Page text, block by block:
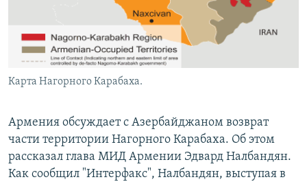
Карта Нагорного Карабаха.
Армения обсуждает с Азербайджаном возврат
части территории Нагорного Карабаха. Об этом
рассказал глава МИД Армении Эдвард Налбандян.
Как сообщил "Интерфакс", Налбандян, выступая в